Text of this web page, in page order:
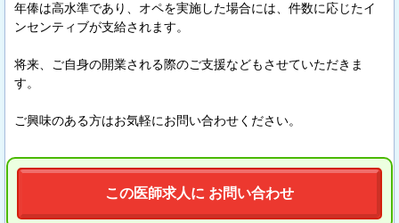
年俸は高水準であり、オペを実施した場合には、件数に応じたイ
ンセンティブが支給されます。
将来、ご自身の開業される際のご支援などもさせていただきま
す。
ご興味のある方はお気軽にお問い合わせください。
この医師求人に お問い合わせ